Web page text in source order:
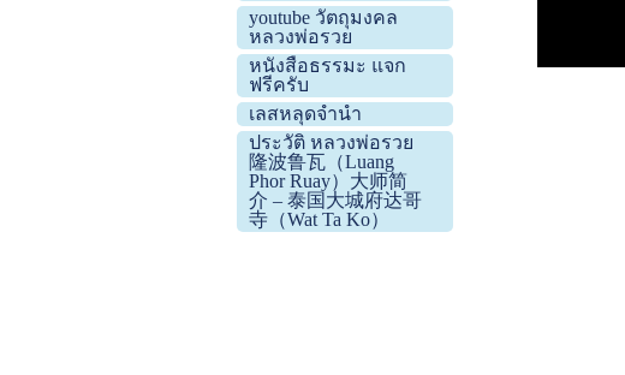
youtube วัตถุมงคล
หลวงพ่อรวย
หนังสือธรรมะ แจก
ฟรีครับ
เลสหลุดจำนำ
ประวัติ หลวงพ่อรวย
隆波鲁瓦（Luang
Phor Ruay）大师简
介 – 泰国大城府达哥
寺（Wat Ta Ko）